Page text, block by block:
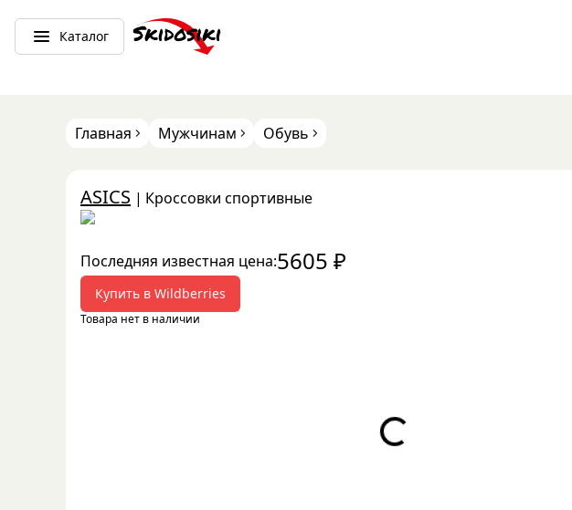
Каталог
Главная Мужчинам Обувь
ASICS | Кроссовки спортивные
Последняя известная цена:5605 ₽
Купить в Wildberries
Товара нет в наличии
Loading...